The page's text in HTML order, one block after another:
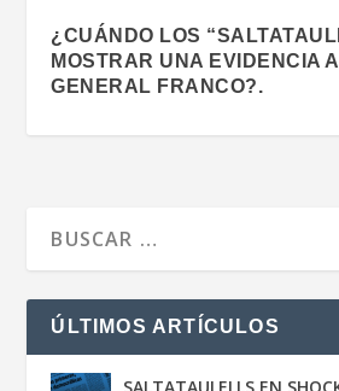
¿CUÁNDO LOS
MOSTRAR UNA EVIDENCIA
GENERAL FRANCO?.
ÚLTIMOS ARTÍCULOS